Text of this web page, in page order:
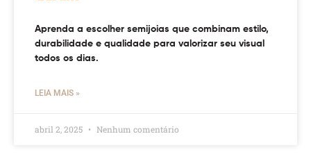
Aprenda a escolher semijoias que combinam estilo,
durabilidade e qualidade para valorizar seu visual
todos os dias.
LEIA MAIS »
abril 2, 2025 Nenhum comentário